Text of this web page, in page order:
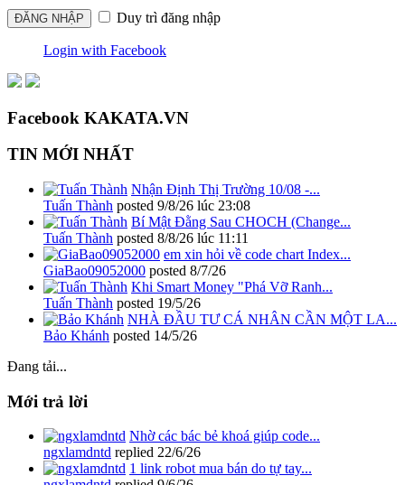
Duy trì đăng nhập
Login with Facebook
Facebook KAKATA.VN
TIN MỚI NHẤT
Nhận Định Thị Trường 10/08 -...
Tuấn Thành posted 9/8/26 lúc 23:08
Bí Mật Đằng Sau CHOCH (Change...
Tuấn Thành posted 8/8/26 lúc 11:11
em xin hỏi về code chart Index...
GiaBao09052000 posted 8/7/26
Khi Smart Money "Phá Vỡ Ranh...
Tuấn Thành posted 19/5/26
NHÀ ĐẦU TƯ CÁ NHÂN CẦN MỘT LA...
Bảo Khánh posted 14/5/26
Đang tải...
Mới trả lời
Nhờ các bác bẻ khoá giúp code...
ngxlamdntd replied 22/6/26
1 link robot mua bán do tự tay...